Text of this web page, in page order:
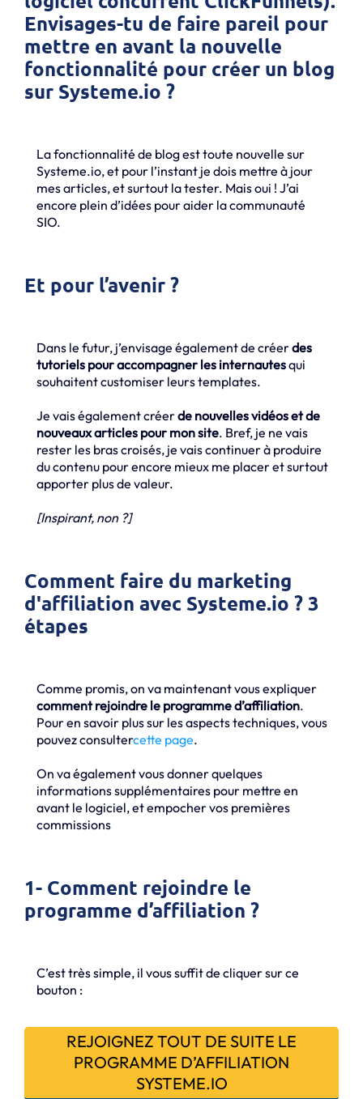
Envisages-tu de faire pareil pour
mettre en avant la nouvelle
fonctionnalité pour créer un blog
sur Systeme.io ?
La fonctionnalité de blog est toute nouvelle sur
Systeme.io, et pour l’instant je dois mettre à jour
mes articles, et surtout la tester. Mais oui ! J’ai
encore plein d’idées pour aider la communauté
SIO.
Et pour l’avenir ?
Dans le futur, j’envisage également de créerdes
tutoriels pour accompagner les internautesqui
souhaitent customiser leurs templates.
Je vais également créerde nouvelles vidéos et de
nouveaux articles pour mon site. Bref, je ne vais
rester les bras croisés, je vais continuer à produire
du contenu pour encore mieux me placer et surtout
apporter plus de valeur.
[Inspirant, non ?]
Comment faire du marketing
d'affiliation avec Systeme.io ? 3
étapes
Comme promis, on va maintenant vous expliquer
comment rejoindre le programme d’affiliation.
Pour en savoir plus sur les aspects techniques, vous
pouvez consultercette page.
On va également vous donner quelques
informations supplémentaires pour mettre en
avant le logiciel, et empocher vos premières
commissions
1- Comment rejoindre le
programme d’affiliation ?
C’est très simple, il vous suffit de cliquer sur ce
bouton :
REJOIGNEZ TOUT DE SUITE LE
PROGRAMME D’AFFILIATION
SYSTEME.IO